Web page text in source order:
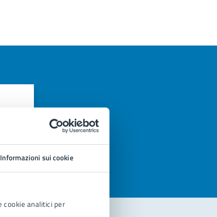
Informazioni sui cookie
cookie analitici per